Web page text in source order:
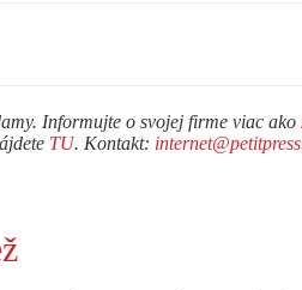
Informujte o svojej firme viac ako
TU. Kontakt: